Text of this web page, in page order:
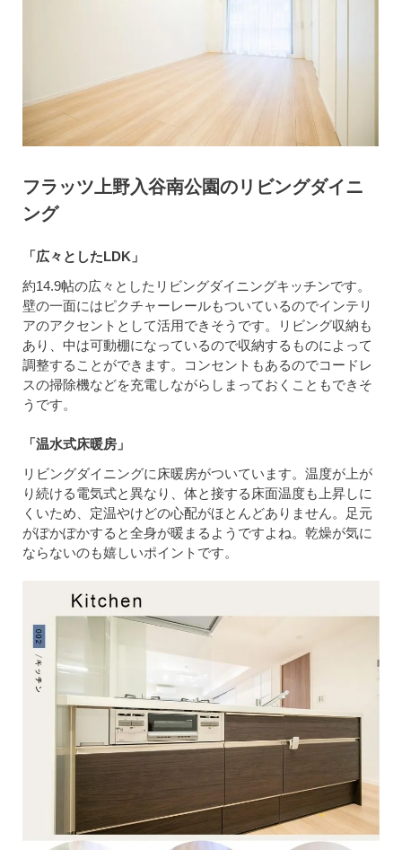
フラッツ上野入谷南公園のリビングダイニ
ング
「広々としたLDK」
約14.9帖の広々としたリビングダイニングキッチンです。
壁の一面にはピクチャーレールもついているのでインテリ
アのアクセントとして活用できそうです。リビング収納も
あり、中は可動棚になっているので収納するものによって
調整することができます。コンセントもあるのでコードレ
スの掃除機などを充電しながらしまっておくこともできそ
うです。
「温水式床暖房」
リビングダイニングに床暖房がついています。温度が上が
り続ける電気式と異なり、体と接する床面温度も上昇しに
くいため、定温やけどの心配がほとんどありません。足元
がぽかぽかすると全身が暖まるようですよね。乾燥が気に
ならないのも嬉しいポイントです。